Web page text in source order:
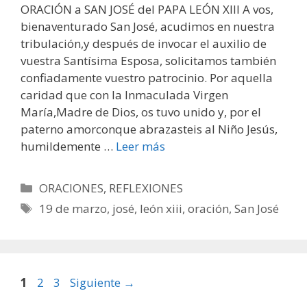
ORACIÓN a SAN JOSÉ del PAPA LEÓN XIII A vos,
bienaventurado San José, acudimos en nuestra
tribulación,y después de invocar el auxilio de
vuestra Santísima Esposa, solicitamos también
confiadamente vuestro patrocinio. Por aquella
caridad que con la Inmaculada Virgen
María,Madre de Dios, os tuvo unido y, por el
paterno amorconque abrazasteis al Niño Jesús,
humildemente … Leer más
Categorías
ORACIONES, REFLEXIONES
Etiquetas
19 de marzo, josé, león xiii,oración,San José
Página
1 Página
2 Página
3 Siguiente →